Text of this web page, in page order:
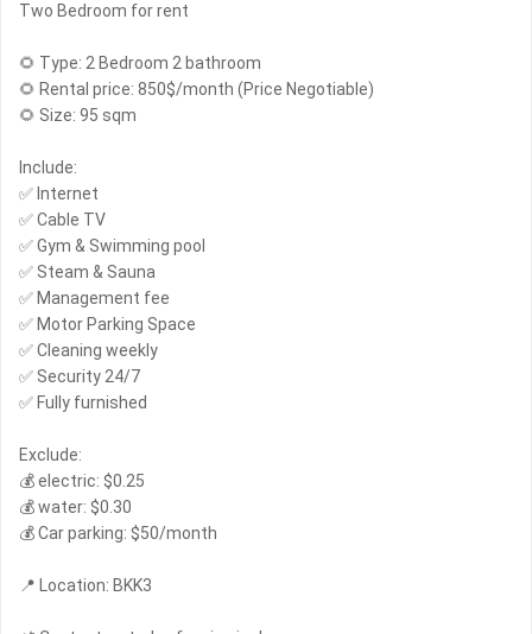
Two Bedroom for rent
🌻 Type: 2 Bedroom 2 bathroom
🌻 Rental price: 850$/month (Price Negotiable)
🌻 Size: 95 sqm
Include:
✅ Internet
✅ Cable TV
✅ Gym & Swimming pool
✅ Steam & Sauna
✅ Management fee
✅ Motor Parking Space
✅ Cleaning weekly
✅ Security 24/7
✅ Fully furnished
Exclude:
💰 electric: $0.25
💰 water: $0.30
💰 Car parking: $50/month
📍 Location: BKK3